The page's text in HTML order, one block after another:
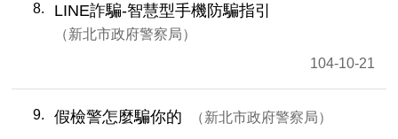
8 LINE詐騙-智慧型手機防騙指引
新北市政府警察局
104-10-21
9 假檢警怎麼騙你的
新北市政府警察局